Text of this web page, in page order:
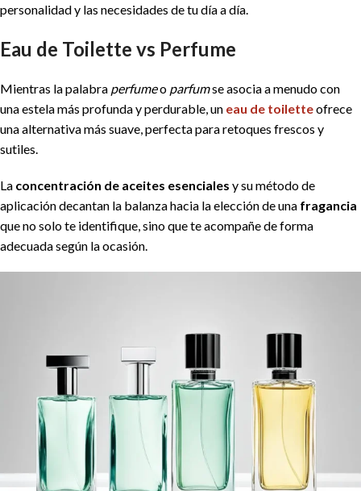
personalidad y las necesidades de tu día a día.
Eau de Toilette vs Perfume
Mientras la palabra perfumeo parfumse asocia a menudo con
una estela más profunda y perdurable, un eau de toiletteofrece
una alternativa más suave, perfecta para retoques frescos y
sutiles.
La concentración de aceites esenciales y su método de
aplicación decantan la balanza hacia la elección de una fragancia
que no solo te identifique, sino que te acompañe de forma
adecuada según la ocasión.